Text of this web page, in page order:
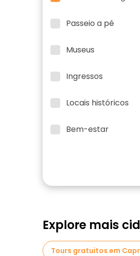
Passeio a pé
Museus
Ingressos
Locais históricos
Bem-estar
Explore mais
Tours gratuitos em